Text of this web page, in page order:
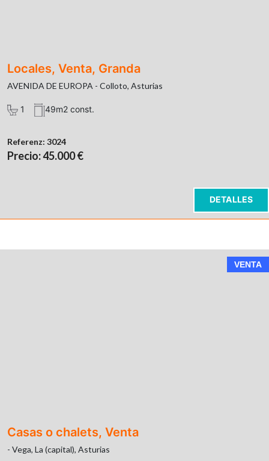
Locales, Venta, Granda
AVENIDA DE EUROPA - Colloto, Asturias
1 49m2 const.
Referenz: 3024
Precio: 45.000 €
DETALLES
VENTA
Casas o chalets, Venta
- Vega, La (capital), Asturias